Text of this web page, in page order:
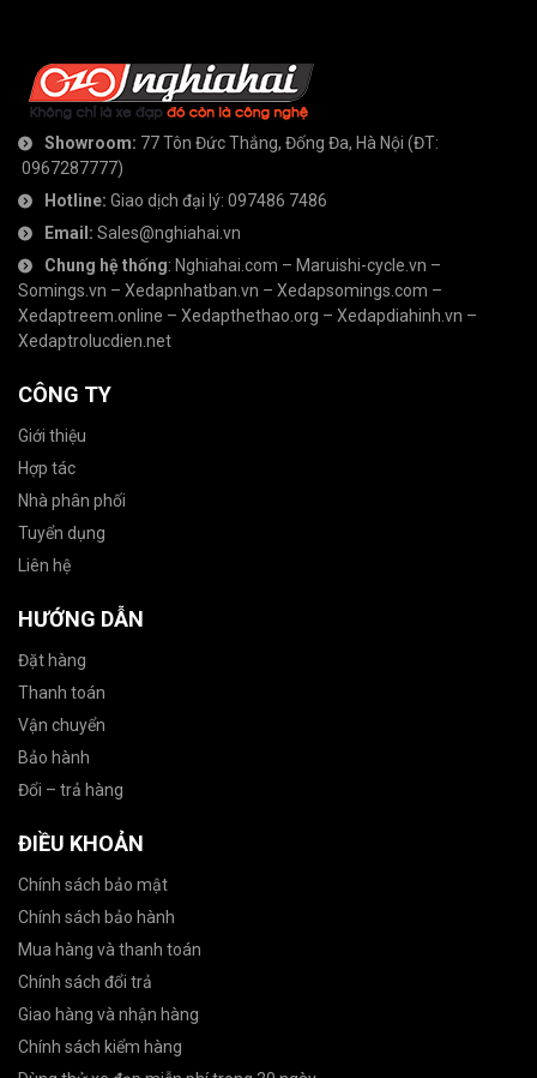
Showroom: 77 Tôn Đức Thắng, Đống Đa, Hà Nội (ĐT:
0967287777)
Hotline: Giao dịch đại lý: 097486 7486
Email: Sales@nghiahai.vn
Chung hệ thống: Nghiahai.com – Maruishi-cycle.vn –
Somings.vn – Xedapnhatban.vn – Xedapsomings.com –
Xedaptreem.online – Xedapthethao.org – Xedapdiahinh.vn –
Xedaptrolucdien.net
CÔNG TY
Giới thiệu
Hợp tác
Nhà phân phối
Tuyển dụng
Liên hệ
HƯỚNG DẪN
Đặt hàng
Thanh toán
Vận chuyển
Bảo hành
Đổi – trả hàng
ĐIỀU KHOẢN
Chính sách bảo mật
Chính sách bảo hành
Mua hàng và thanh toán
Chính sách đổi trả
Giao hàng và nhận hàng
Chính sách kiểm hàng